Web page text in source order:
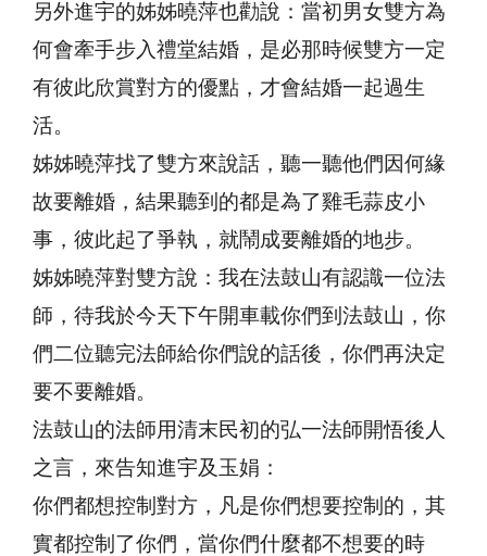
另外進宇的姊姊曉萍也勸說：當初男女雙方為
何會牽手步入禮堂結婚，是必那時候雙方一定
有彼此欣賞對方的優點，才會結婚一起過生
活。
姊姊曉萍找了雙方來說話，聽一聽他們因何緣
故要離婚，結果聽到的都是為了雞毛蒜皮小
事，彼此起了爭執，就鬧成要離婚的地步。
姊姊曉萍對雙方說：我在法鼓山有認識一位法
師，待我於今天下午開車載你們到法鼓山，你
們二位聽完法師給你們說的話後，你們再決定
要不要離婚。
法鼓山的法師用清末民初的弘一法師開悟後人
之言，來告知進宇及玉娟：
你們都想控制對方，凡是你們想要控制的，其
實都控制了你們，當你們什麼都不想要的時